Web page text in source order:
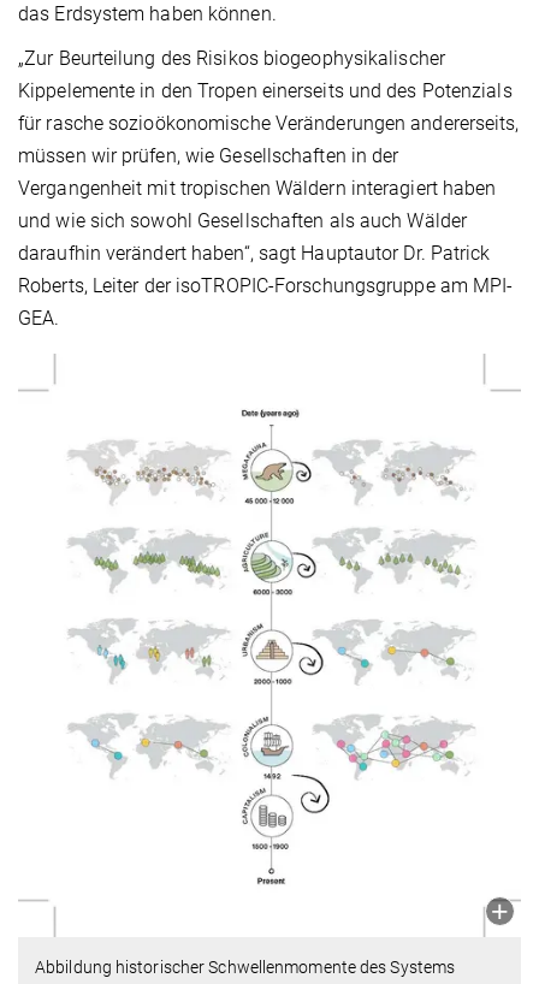
das Erdsystem haben können.
„Zur Beurteilung des Risikos biogeophysikalischer
Kippelemente in den Tropen einerseits und des Potenzials
für rasche sozioökonomische Veränderungen andererseits,
müssen wir prüfen, wie Gesellschaften in der
Vergangenheit mit tropischen Wäldern interagiert haben
und wie sich sowohl Gesellschaften als auch Wälder
daraufhin verändert haben“, sagt Hauptautor Dr. Patrick
Roberts, Leiter der isoTROPIC-Forschungsgruppe am MPI-
GEA.
Abbildung historischer Schwellenmomente des Systems